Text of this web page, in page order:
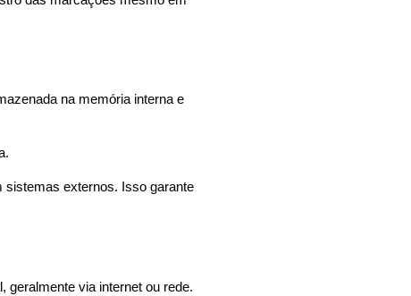
na memória interna e
sistemas externos. Isso garante
geralmente via internet ou rede.